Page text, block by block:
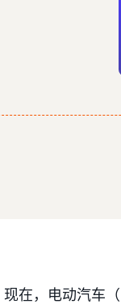
在，电动汽车